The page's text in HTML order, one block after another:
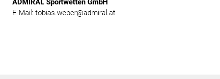
ADMIRAL Sportwetten GmbH
E-Mail: tobias.weber@admiral.at